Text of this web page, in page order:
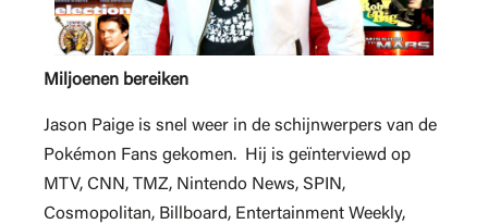
Miljoenen bereiken
Jason Paige is snel weer in de schijnwerpers van de
Pokémon Fans gekomen. Hij is geïnterviewd op
MTV, CNN, TMZ, Nintendo News, SPIN,
Cosmopolitan, Billboard, Entertainment Weekly,